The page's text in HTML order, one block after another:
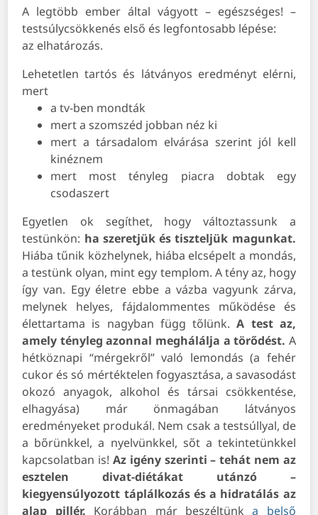
A legtöbb ember által vágyott – egészséges! –
testsúlycsökkenés első és legfontosabb lépése:
az elhatározás.
Lehetetlen tartós és látványos eredményt elérni,
mert
a tv-ben mondták
mert a szomszéd jobban néz ki
mert a társadalom elvárása szerint jól kell
kinéznem
mert most tényleg piacra dobtak egy
csodaszert
Egyetlen ok segíthet, hogy változtassunk a
testünkön: ha szeretjük és tiszteljük magunkat.
Hiába tűnik közhelynek, hiába elcsépelt a mondás,
a testünk olyan, mint egy templom. A tény az, hogy
így van. Egy életre ebbe a vázba vagyunk zárva,
melynek helyes, fájdalommentes működése és
élettartama is nagyban függ tőlünk.A test az,
amely tényleg azonnal meghálálja a törődést. A
hétköznapi “mérgekről” való lemondás (a fehér
cukor és só mértéktelen fogyasztása, a savasodást
okozó anyagok, alkohol és társai csökkentése,
elhagyása) már önmagában látványos
eredményeket produkál. Nem csak a testsúllyal, de
a bőrünkkel, a nyelvünkkel, sőt a tekintetünkkel
kapcsolatban is! Az igény szerinti – tehát nem az
esztelen divat-diétákat utánzó –
kiegyensúlyozott táplálkozás és a hidratálás az
alap pillér. Korábban már beszéltünk a belső